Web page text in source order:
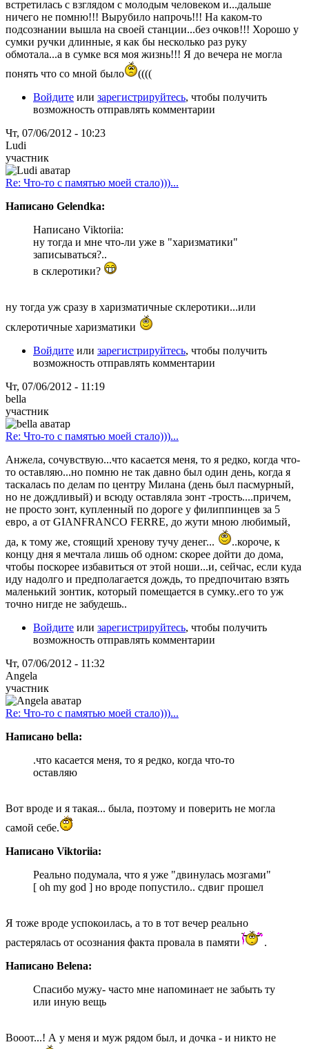
встретилась с взглядом с молодым человеком и...дальше
ничего не помню!!! Вырубило напрочь!!! На каком-то
подсознании вышла на своей станции...без очков!!! Хорошо у
сумки ручки длинные, я как бы несколько раз руку
обмотала...а в сумке вся моя жизнь!!! Я до вечера не могла
понять что со мной было
((((
Войдите или зарегистрируйтесь, чтобы получить
возможность отправлять комментарии
Чт, 07/06/2012 - 10:23
Ludi
участник
Re: Что-то с памятью моей стало)))...
Написано Gelendka:
Написано Viktoriia:
ну тогда и мне что-ли уже в "харизматики"
записываться?..
в склеротики?
ну тогда уж сразу в харизматичные склеротики...или
склеротичные харизматики
Войдите или зарегистрируйтесь, чтобы получить
возможность отправлять комментарии
Чт, 07/06/2012 - 11:19
bella
участник
Re: Что-то с памятью моей стало)))...
Анжела, сочувствую...что касается меня, то я редко, когда что-
то оставляю...но помню не так давно был один день, когда я
таскалась по делам по центру Милана (день был пасмурный,
но не дождливый) и всюду оставляла зонт -трость....причем,
не просто зонт, купленный по дороге у филиппинцев за 5
евро, а от GIANFRANCO FERRE, до жути мною любимый,
да, к тому же, стоящий хренову тучу денег...
..короче, к
концу дня я мечтала лишь об одном: скорее дойти до дома,
чтобы поскорее избавиться от этой ноши...и, сейчас, если куда
иду надолго и предполагается дождь, то предпочитаю взять
маленький зонтик, который помещается в сумку..его то уж
точно нигде не забудешь..
Войдите или зарегистрируйтесь, чтобы получить
возможность отправлять комментарии
Чт, 07/06/2012 - 11:32
Angela
участник
Re: Что-то с памятью моей стало)))...
Написано bella:
.что касается меня, то я редко, когда что-то
оставляю
Вот вроде и я такая... была, поэтому и поверить не могла
самой себе.
Написано Viktoriia:
Реально подумала, что я уже "двинулась мозгами"
[ oh my god ] но вроде попустило.. сдвиг прошел
Я тоже вроде успокоилась, а то в тот вечер реально
растерялась от осознания факта провала в памяти
.
Написано Belena:
Спасибо мужу- часто мне напоминает не забыть ту
или иную вещь
Вооот...! А у меня и муж рядом был, и дочка - и никто не